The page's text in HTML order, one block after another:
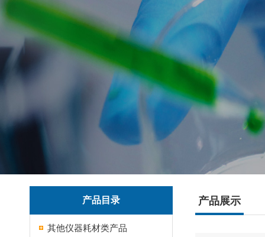
产品目录
其他仪器耗材类产品
产品展示